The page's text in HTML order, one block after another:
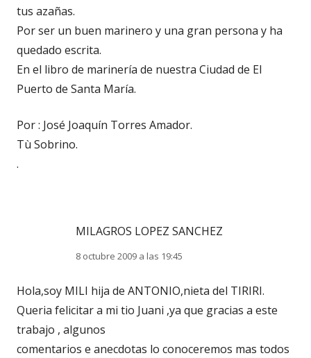
tus azañas.
Por ser un buen marinero y una gran persona y ha
quedado escrita.
En el libro de marinería de nuestra Ciudad de El
Puerto de Santa María.
Por : José Joaquín Torres Amador.
Tù Sobrino.
.
MILAGROS LOPEZ SANCHEZ
8 octubre 2009 a las 19:45
Hola,soy MILI hija de ANTONIO,nieta del TIRIRI.
Queria felicitar a mi tio Juani ,ya que gracias a este
trabajo , algunos
comentarios e anecdotas lo conoceremos mas todos